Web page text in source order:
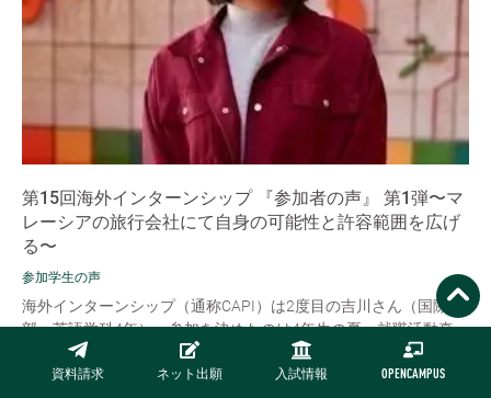
資料請求 ネット出願 入試情報 OPENCAMPUS
第15回海外インターンシップ 『参加者の声』 第1弾〜マ
レーシアの旅行会社にて自身の可能性と許容範囲を広げ
る〜
参加学生の声
海外インターンシップ（通称CAPI）は2度目の吉川さん（国際学
部・英語学科4年）。参加を決めたのは4年生の夏。就職活動真っ
只中でのことでした。まだ就職先が決まっていない不安もありま
したが、長期の海外インタ...